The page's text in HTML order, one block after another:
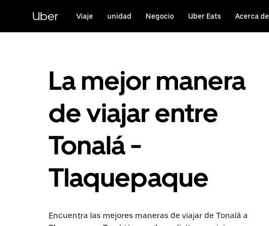
contenido
principal
Uber Viaje unidad Negocio Uber Eats Acerca de
La mejor manera
de viajar entre
Tonalá -
Tlaquepaque
Encuentra las mejores maneras de viajar de Tonalá a